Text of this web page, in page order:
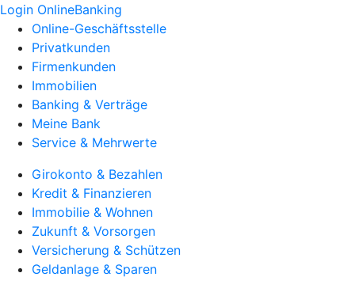
Login OnlineBanking
Online-Geschäftsstelle
Privatkunden
Firmenkunden
Immobilien
Banking & Verträge
Meine Bank
Service & Mehrwerte
Girokonto & Bezahlen
Kredit & Finanzieren
Immobilie & Wohnen
Zukunft & Vorsorgen
Versicherung & Schützen
Geldanlage & Sparen